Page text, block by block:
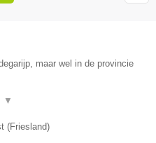
maar wel in de provincie
▼
(Friesland)